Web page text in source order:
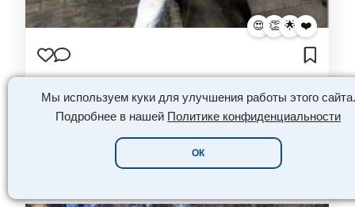
Мы используем куки для улучшения работы этого сайта.
Подробнее в нашей Политике конфиденциальности
ОК
😍 👏 🌟 ❤️
Ещё одна разновидность боя с быками. Это не